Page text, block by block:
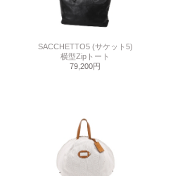
SACCHETTO5 (サケット5)
横型Zipトート
79,200円